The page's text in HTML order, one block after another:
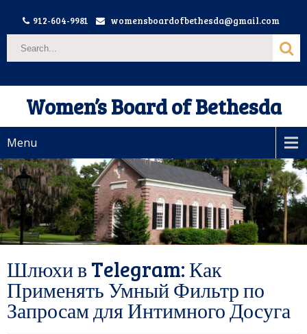
912-604-9981 womensboardofbethesda@gmail.com
Women’s Board of Bethesda
Menu
Шлюхи в Telegram: Как
Применять Умный Фильтр по
Запросам для Интимного Досуга